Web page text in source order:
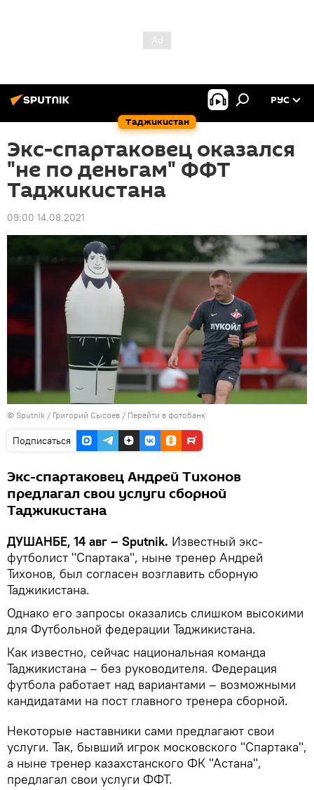
Таджикистан
РУС
Экс-спартаковец оказался
"не по деньгам" ФФТ
Таджикистана
09:00 14.08.2021
© Sputnik / Григорий Сысоев / Перейти в фотобанк
Подписаться
Экс-спартаковец Андрей Тихонов
предлагал свои услуги сборной
Таджикистана
ДУШАНБЕ, 14 авг – Sputnik. Известный экс-
футболист "Спартака", ныне тренер Андрей
Тихонов, был согласен возглавить сборную
Таджикистана.
Однако его запросы оказались слишком высокими
для Футбольной федерации Таджикистана.
Как известно, сейчас национальная команда
Таджикистана – без руководителя. Федерация
футбола работает над вариантами – возможными
кандидатами на пост главного тренера сборной.
Некоторые наставники сами предлагают свои
услуги. Так, бывший игрок московского "Спартака",
а ныне тренер казахстанского ФК "Астана",
предлагал свои услуги ФФТ.